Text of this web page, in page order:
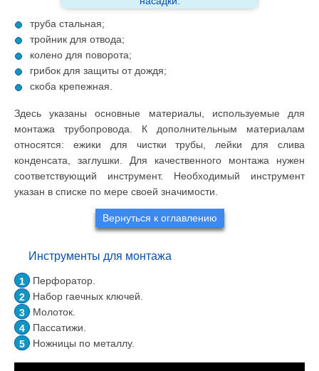
труба стальная;
тройник для отвода;
колено для поворота;
грибок для защиты от дождя;
скоба крепежная.
Здесь указаны основные материалы, используемые для
монтажа трубопровода. К дополнительным материалам
относятся: ежики для чистки трубы, лейки для слива
конденсата, заглушки. Для качественного монтажа нужен
соответствующий инструмент. Необходимый инструмент
указан в списке по мере своей значимости.
Вернуться к оглавлению
Инструменты для монтажа
Перфоратор.
Набор гаечных ключей.
Молоток.
Пассатижи.
Ножницы по металлу.